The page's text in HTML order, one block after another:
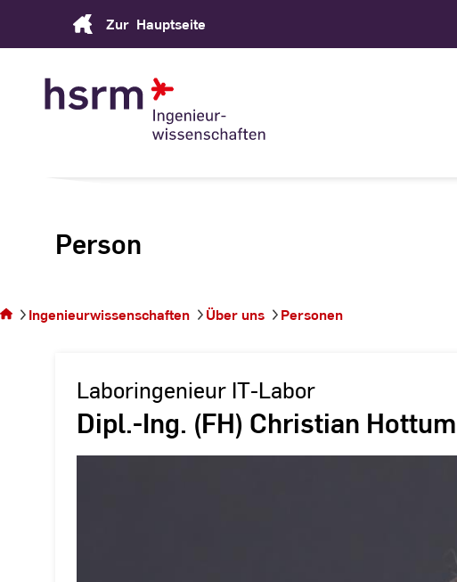
Zur Hauptseite
Person
sich aufIngenieurwissenschaften Über uns Personen
Laboringenieur IT-Labor
Dipl.-Ing. (FH) Christian Hottum